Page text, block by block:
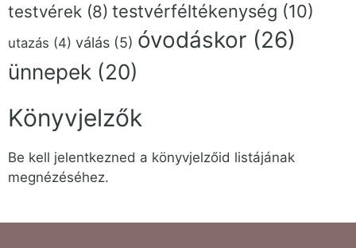
testvérek (8) testvérféltékenység (10)
utazás (4) válás (5) óvodáskor (26)
ünnepek (20)
Könyvjelzők
Be kell jelentkezned a könyvjelzőid listájának
megnézéséhez.